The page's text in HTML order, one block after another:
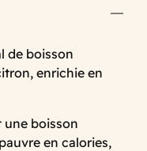
de boisson
enrichie en
une boisson
en calories,